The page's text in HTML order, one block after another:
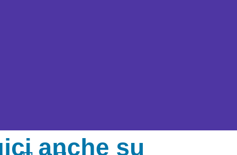
anche su